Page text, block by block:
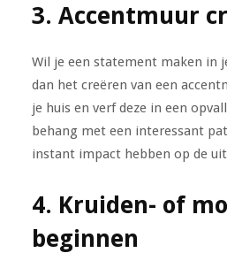
3. Accentmuur
Wil je een statement maken in
dan het creëren van een
je huis en verf deze in een
behang met een interessant
instant impact hebben op de
4. Kruiden- of
beginnen